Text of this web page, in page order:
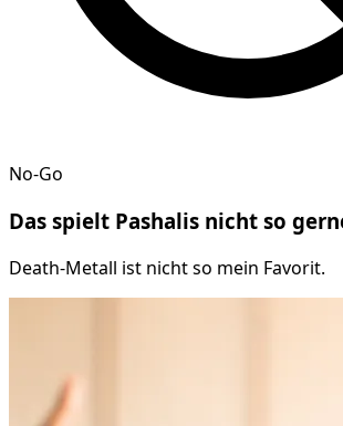
No-Go
Das spielt Pashalis nicht so
Death-Metall ist nicht so mein Favorit.